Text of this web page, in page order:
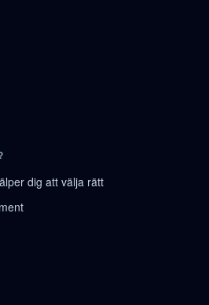
dig att välja rätt